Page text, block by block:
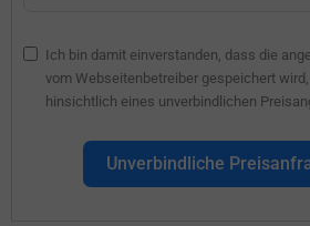
Ich bin damit einverstanden, dass die
vom Webseitenbetreiber gespeichert
hinsichtlich eines unverbindlichen
Unverbindliche